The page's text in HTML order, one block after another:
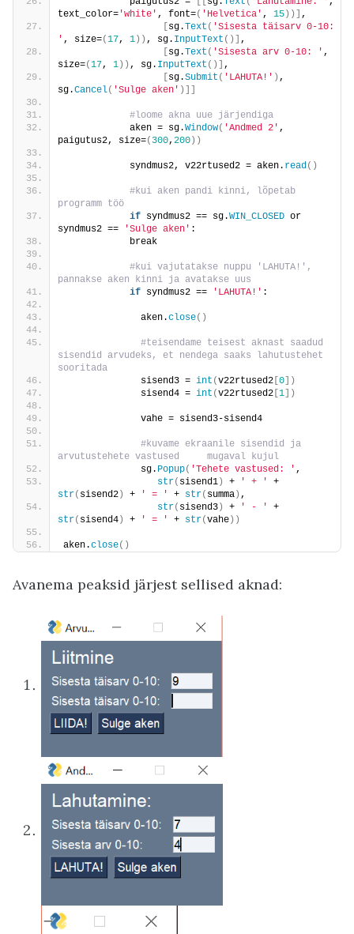
text_color= 'white' , font=( 'Helvetica' , 15 ))] ,
sg.Text ( 'Sisesta täisarv 0-10:
' , size=(17, 1 )) , sg. InputText ()] ,
sg.Text ( 'Sisesta arv 0-10: ' ,
size=(17, 1 )) , sg. InputText ()] ,
sg.Submit ( 'LAHUTA!' ) ,
sg.Cancel( 'Sulge aken' )]]
#loome akna uue järjendiga
            aken = sg.
Window( 'Andmed 2' ,
paigutus2, size=( 300, 200 ))
            syndmus2, v22rtused2 = aken.
read()
#kui aken pandi kinni, lõpetab
programm töö
if syndmus2 == sg.WIN_CLOSED or
syndmus2 ==
'Sulge aken' :
            break
#kui vajutatakse nuppu 'LAHUTA!',
pannakse aken kinni ja avatakse uus
if syndmus2 == 'LAHUTA!' :
              aken.
close()
#teisendame teisest aknast saadud
sisendid arvudeks, et nendega saaks lahutustehet
sooritada
              sisend3 =
int (v22rtused2 0 ])
              sisend4 =
int (v22rtused2 1 ])
              vahe = sisend3-sisend4
#kuvame ekraanile sisendid ja
arvutustehete vastused     mugaval kujul
              sg.
Popup( 'Tehete vastused: ' ,
str( sisend1 ) + ' + '
str( sisend2 ) + ' = ' + str( summa ) ,
str( sisend3 ) + ' - '
str( sisend4 ) + ' = ' + str(vahe ))
aken.close()
Avanema peaksid järjest sellised aknad: